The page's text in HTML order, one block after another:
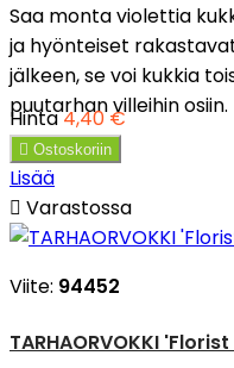
Saa monta violettia
ja hyönteiset
jälkeen, se voi kukkia
puutarhan villeihin osiin.
Hinta4,40 €
 Ostoskoriin
Lisää
 Varastossa
Viite: 94452
TARHAORVOKKI